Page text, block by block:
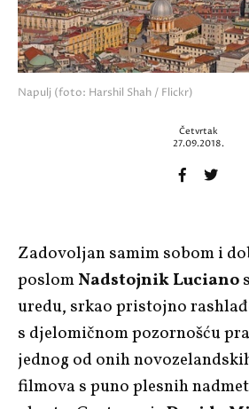
Napulj (foto: Harshil Shah / Flickr)
Četvrtak
27.09.2018.
Zadovoljan samim sobom i
poslomNadstojnik Luciano
uredu, srkao pristojno
s djelomičnom pozornošću
jednog od onih
filmova s puno plesnih